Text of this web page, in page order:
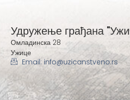
Удружење грађана
Омладинска 28
Ужице
Email: info@uzicanstveno.rs